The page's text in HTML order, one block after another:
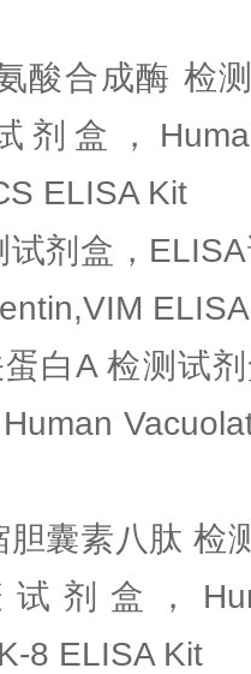
酸合成酶 检
盒，
ELISA Kit
试剂盒，
白A 检测试
胆囊素八肽 检
剂盒，
8 ELISA Kit